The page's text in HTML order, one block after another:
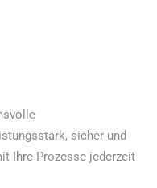
sicher und
Ihre Prozesse jederzeit